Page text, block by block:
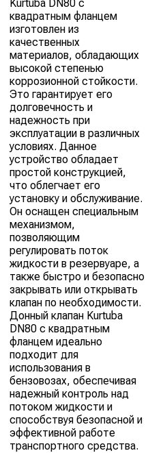
Kurtuba DN80 с
квадратным фланцем
изготовлен из
качественных
материалов, обладающих
высокой степенью
коррозионной стойкости.
Это гарантирует его
долговечность и
надежность при
эксплуатации в различных
условиях. Данное
устройство обладает
простой конструкцией,
что облегчает его
установку и обслуживание.
Он оснащен специальным
механизмом,
позволяющим
регулировать поток
жидкости в резервуаре, а
также быстро и безопасно
закрывать или открывать
клапан по необходимости.
Донный клапан Kurtuba
DN80 с квадратным
фланцем идеально
подходит для
использования в
бензовозах, обеспечивая
надежный контроль над
потоком жидкости и
способствуя безопасной и
эффективной работе
транспортного средства.